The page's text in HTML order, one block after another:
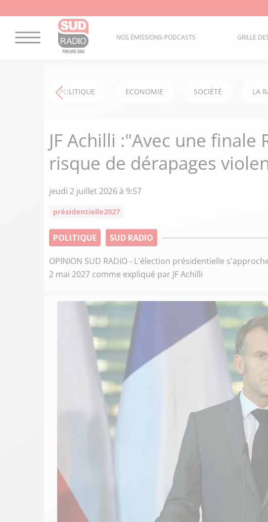
NOS ÉMISSIONS-PODCASTS GRILLE
POLITIQUE ECONOMIE SOCIÉTÉ LA
JF Achilli :"Avec une finale
risque de dérapages
jeudi 2 juillet 2026 à 9:57
présidentielle2027
POLITIQUE SUD RADIO
OPINION SUD RADIO - L'élection présidentielle
2 mai 2027 comme expliqué par JF Achilli